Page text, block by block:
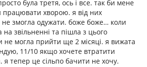
була третя, ось і все. так би мене
хворою. я від них
не змогла одужати. боже боже… коли
звільненні та пішла з цього
не могла прийти ще 2 місяці. я вижата
11/10 якщо хочете втратити
я тепер це сільпо бачити не хочу.